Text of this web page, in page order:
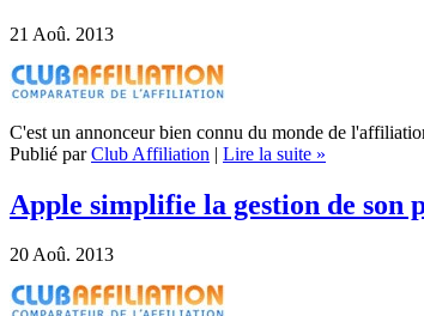
21 Aoû. 2013
C'est un annonceur bien connu du monde de
Publié parClub Affiliation | Lire la suite »
Apple simplifie la gestion de
20Aoû. 2013